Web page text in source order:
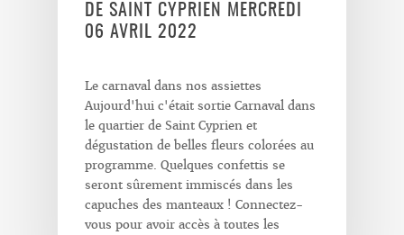
DE SAINT CYPRIEN MERCREDI
06 AVRIL 2022
Le carnaval dans nos assiettes
Aujourd'hui c'était sortie Carnaval dans
le quartier de Saint Cyprien et
dégustation de belles fleurs colorées au
programme. Quelques confettis se
seront sûrement immiscés dans les
capuches des manteaux ! Connectez-
vous pour avoir accès à toutes les